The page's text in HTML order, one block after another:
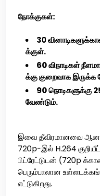
நோக்குகள்:
30
க்குள்.
60 விநாடிகள்
க்கு குறைவாக
90 நொடிகளுக்கு
வேண்டும்.
இவை தீவிரமானவை
720p-இல் H.264
பிட்ரேட்டுடன் (720p
பெரும்பாலான
எட்டுகிறது.